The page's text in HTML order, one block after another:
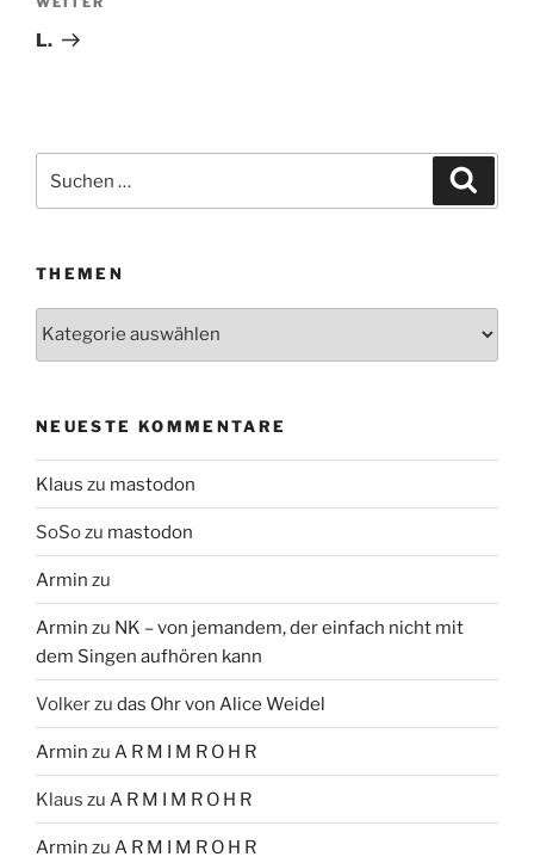
Nächster
Beitrag
L.
nach:
THEMEN
NEUESTE KOMMENTARE
Klaus zu mastodon
SoSozu mastodon
Armin zu
Armin zu NK – von jemandem, der einfach nicht mit
dem Singen aufhören kann
Volkerzu das Ohr von Alice Weidel
Armin zu A R M I M R O H R
Klaus zu A R M I M R O H R
Armin zu A R M I M R O H R